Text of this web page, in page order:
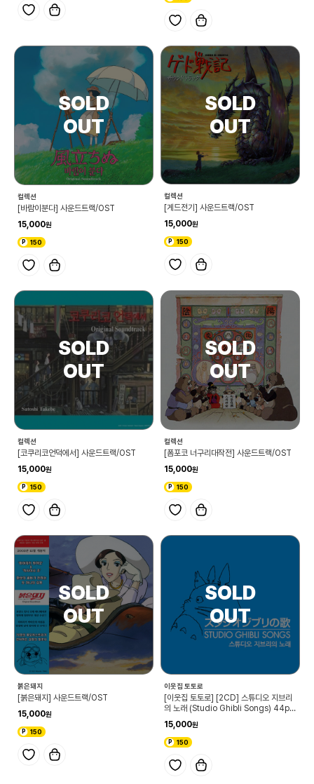
컬렉션
[바람이분다] 사운드트랙/OST
15,000
150
컬렉션
[게드전기] 사운드트랙/OST
15,000
150
컬렉션
[코쿠리코언덕에서] 사운드트랙/OST
15,000
150
컬렉션
[폼포코 너구리대작전] 사운드트랙/OST
15,000
150
붉은돼지
[붉은돼지] 사운드트랙/OST
15,000
150
이웃집 토토로
[이웃집 토토로] [2CD] 스튜디오 지브리
의 노래 (Studio Ghibli Songs) 44p
15,000
150